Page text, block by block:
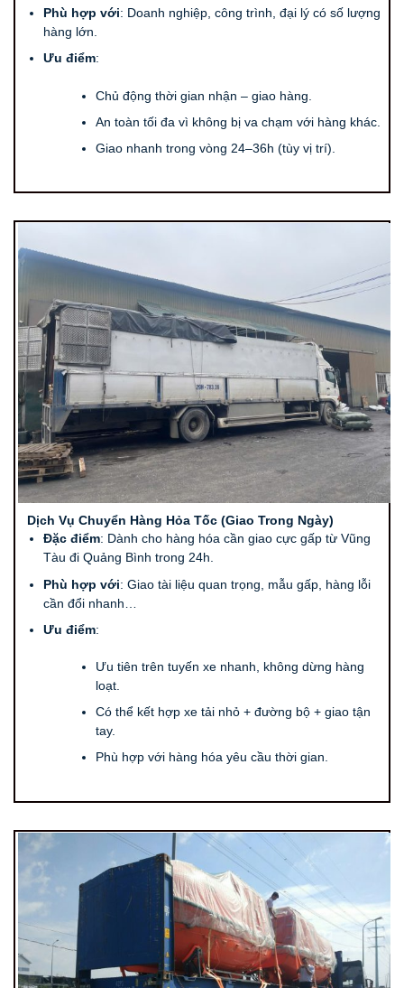
Phù hợp với: Doanh nghiệp, công trình, đại lý có số lượng
hàng lớn.
Ưu điểm:
Chủ động thời gian nhận – giao hàng.
An toàn tối đa vì không bị va chạm với hàng khác.
Giao nhanh trong vòng 24–36h (tùy vị trí).
Dịch Vụ Chuyển Hàng Hỏa Tốc (Giao Trong Ngày)
Đặc điểm: Dành cho hàng hóa cần giao cực gấp từ Vũng
Tàu đi Quảng Bình trong 24h.
Phù hợp với: Giao tài liệu quan trọng, mẫu gấp, hàng lỗi
cần đổi nhanh…
Ưu điểm:
Ưu tiên trên tuyến xe nhanh, không dừng hàng
loạt.
Có thể kết hợp xe tải nhỏ + đường bộ + giao tận
tay.
Phù hợp với hàng hóa yêu cầu thời gian.